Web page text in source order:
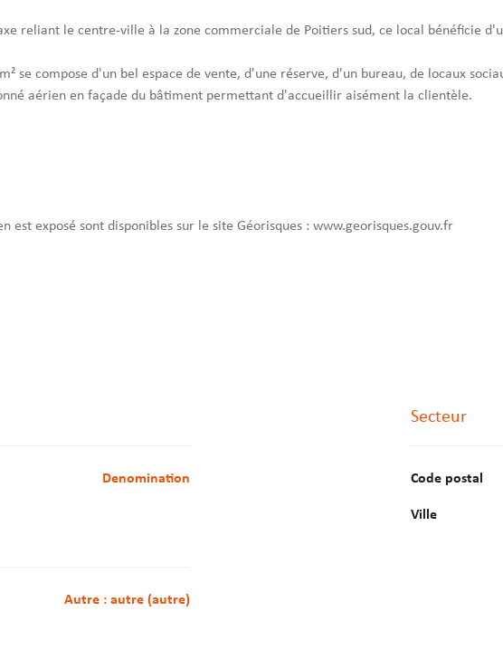
reliant le centre-ville à la zone commerciale de Poitiers sud, ce local bénéficie
se compose d'un bel espace de vente, d'une réserve, d'un bureau, de locaux
aérien en façade du bâtiment permettant d'accueillir aisément la clientèle.
est exposé sont disponibles sur le site Géorisques : www.georisques.gouv.fr
denomination
autre : autre (autre)
Secteur
Code postal
Ville